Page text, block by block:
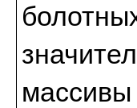
массивы